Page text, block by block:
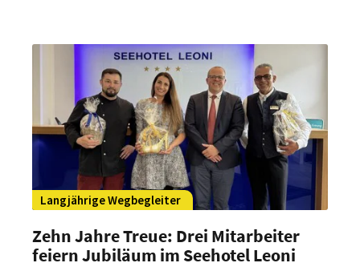
Unterschied machen. Lohnt es sich daher, eine
Bewerbung professionell anfertigen zu lassen?
Langjährige Wegbegleiter
Zehn Jahre Treue: Drei Mitarbeiter
feiern Jubiläum im Seehotel Leoni